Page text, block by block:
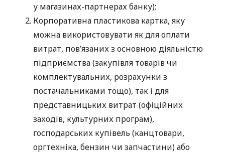
у магазинах-партнерах банку);
Корпоративна пластикова картка, яку
можна використовувати як для оплати
витрат, пов’язаних з основною діяльністю
підприємства (закупівля товарів чи
комплектувальних, розрахунки з
постачальниками тощо), так і для
представницьких витрат (офіційних
заходів, культурних програм),
господарських купівель (канцтовари,
оргтехніка, бензин чи запчастини) або